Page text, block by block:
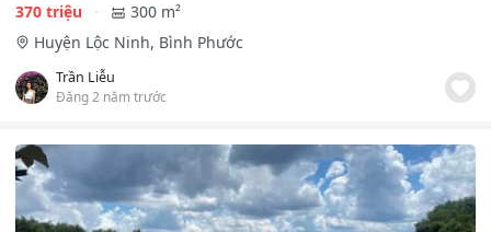
370 triệu
300 m²
Huyện Lộc Ninh, Bình Phước
Trần Liễu
Đăng 2 năm trước